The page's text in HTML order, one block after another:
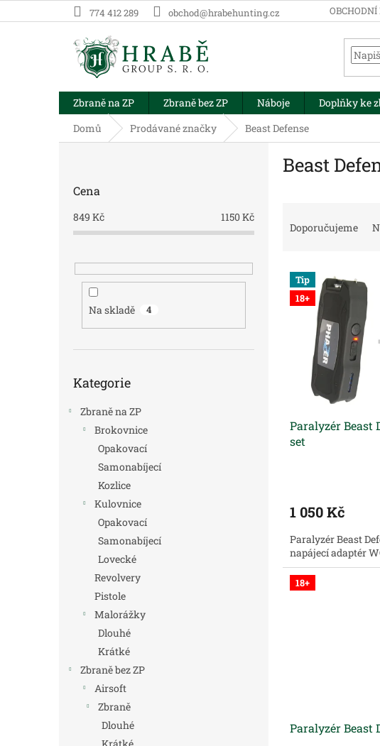
na
774 412 289 obchod@hrabehunting.cz
Zbraně na ZP Zbraně bez ZP Náboje Doplňky ke
Domů
Prodávané značky Beast Defense
Cena
849 Kč 1150Kč
Na skladě 4
kategorie
Kategorie
Zbraně na ZP
Brokovnice
Opakovací
Samonabíjecí
Kozlice
Kulovnice
Opakovací
Samonabíjecí
Lovecké
Revolvery
Pistole
Malorážky
Dlouhé
Krátké
Zbraně bez ZP
Airsoft
Zbraně
Dlouhé
Beast
n
p
Doporučujeme
V
ý
p
k
Tip
18+
Paralyzér Beast
set
1 050 Kč
Paralyzér Beast
napájecí adaptér
18+
Paralyzér Beast